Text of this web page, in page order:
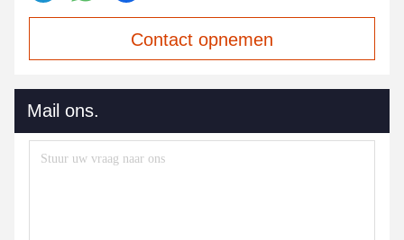
Contact opnemen
Mail ons.